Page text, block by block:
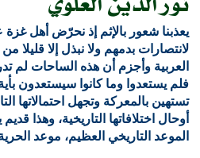
يعذبنا شعور بالإثم إذ نحرّض أهل
لانتصارات بدمهم ولا نبذل إلا
العربية وأجزم أن هذه الساحات لم
فلم يستعدوا وما كانوا سيستعدون
تستهين بالمعركة وتجهل
أوحال اختلافاتها التاريخية، وهذا
الموعد التاريخي العظيم، موعد